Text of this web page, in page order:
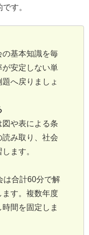
す。
基本知識を毎
が安定しない単
へ戻りましょ
や表による条
み取り、社会
ます。
は合計60分で解
ます。複数年度
間を固定しま